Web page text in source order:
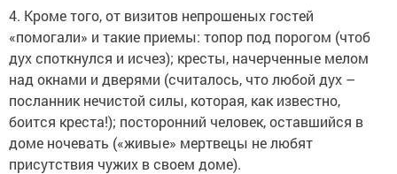
4. Кроме того, от визитов непрошеных гостей
«помогали» и такие приемы: топор под порогом (чтоб
дух споткнулся и исчез); кресты, начерченные мелом
над окнами и дверями (считалось, что любой дух –
посланник нечистой силы, которая, как известно,
боится креста!); посторонний человек, оставшийся в
доме ночевать («живые» мертвецы не любят
присутствия чужих в своем доме).